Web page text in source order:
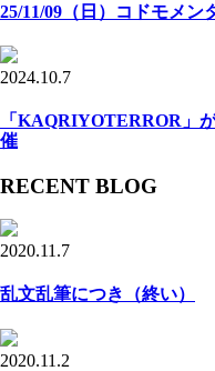
25/11/09（日）コドモメン
2024.10.7
「KAQRIYOTERROR」
催
RECENT BLOG
2020.11.7
乱文乱筆につき（終い）
2020.11.2